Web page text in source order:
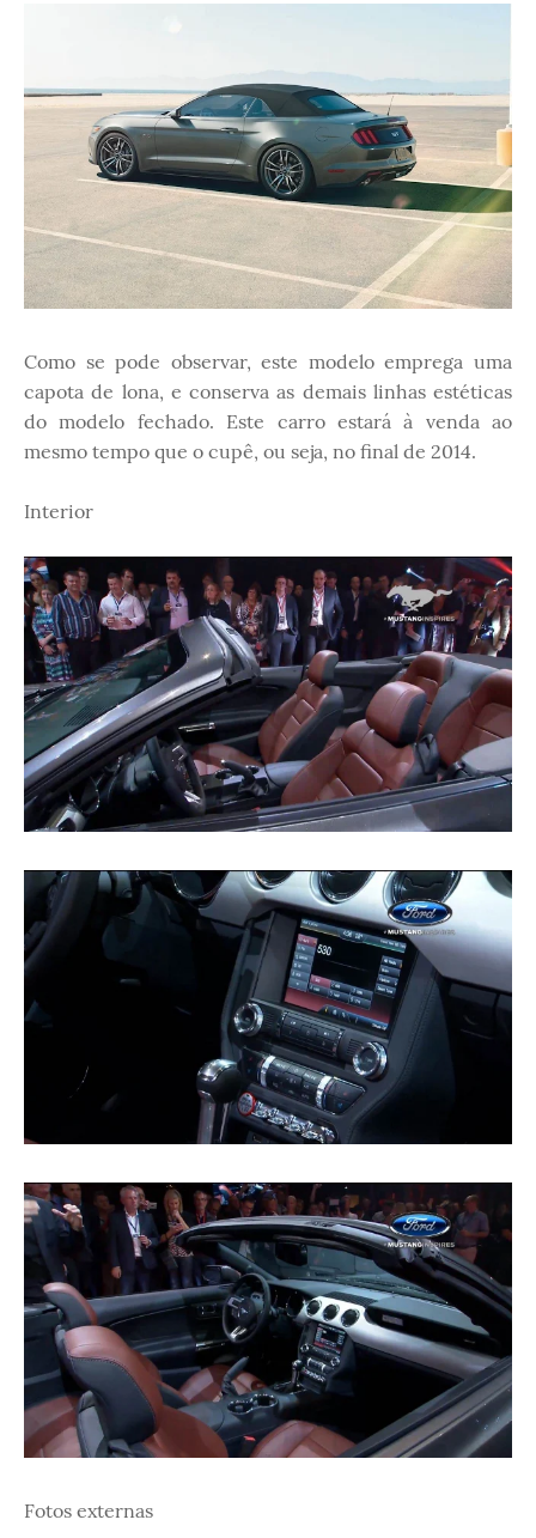
Como se pode observar, este modelo emprega uma
capota de lona, e conserva as demais linhas estéticas
do modelo fechado. Este carro estará à venda ao
mesmo tempo que o cupê, ou seja, no final de 2014.
Interior
Fotos externas